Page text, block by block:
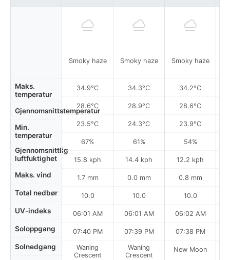
Maks.
temperatur
Gjennomsnittstemperatur
Min.
temperatur
Gjennomsnittlig
luftfuktighet
Maks. vind
Total nedbør
UV-indeks
Soloppgang
Solnedgang
Smoky haze
34.9°C
28.6°C
23.5°C
67%
15.8 kph
1.7 mm
10.0
06:01 AM
07:40 PM
Waning
Crescent
Smoky haze
34.3°C
28.9°C
24.3°C
61%
14.4 kph
0.0 mm
10.0
06:01 AM
07:39 PM
Waning
Crescent
Smoky haze
34.2°C
28.6°C
23.9°C
54%
12.2 kph
0.8 mm
10.0
06:02 AM
07:38 PM
New Moon